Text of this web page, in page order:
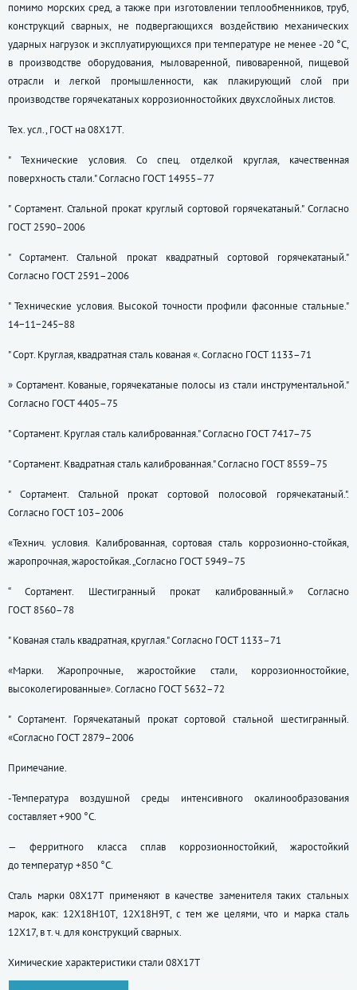
помимо морских сред, а также при изготовлении теплообменников, труб,
конструкций сварных, не подвергающихся воздействию механических
ударных нагрузок и эксплуатирующихся при температуре не менее -20 °С,
в производстве оборудования, мыловаренной, пивоваренной, пищевой
отрасли и легкой промышленности, как плакирующий слой при
производстве горячекатаных коррозионностойких двухслойных листов.
Тех. усл., ГОСТ на 08Х17Т.
" Технические условия. Со спец. отделкой круглая, качественная
поверхность стали." Согласно ГОСТ 14955–77
" Сортамент. Стальной прокат круглый сортовой горячекатаный." Согласно
ГОСТ 2590–2006
" Сортамент. Стальной прокат квадратный сортовой горячекатаный."
Согласно ГОСТ 2591–2006
" Технические условия. Высокой точности профили фасонные стальные."
14−11−245−88
" Сорт. Круглая, квадратная сталь кованая «. Согласно ГОСТ 1133–71
» Сортамент. Кованые, горячекатаные полосы из стали инструментальной."
Согласно ГОСТ 4405–75
" Сортамент. Круглая сталь калиброванная." Согласно ГОСТ 7417–75
" Сортамент. Квадратная сталь калиброванная." Согласно ГОСТ 8559–75
" Сортамент. Стальной прокат сортовой полосовой горячекатаный.".
Согласно ГОСТ 103–2006
«Технич. условия. Калиброванная, сортовая сталь коррозионно-стойкая,
жаропрочная, жаростойкая. „Согласно ГОСТ 5949–75
“ Сортамент. Шестигранный прокат калиброванный.» Согласно
ГОСТ 8560–78
" Кованая сталь квадратная, круглая." Согласно ГОСТ 1133–71
«Марки. Жаропрочные, жаростойкие стали, коррозионностойкие,
высоколегированные». Согласно ГОСТ 5632–72
" Сортамент. Горячекатаный прокат сортовой стальной шестигранный.
«Согласно ГОСТ 2879–2006
Примечание.
-Температура воздушной среды интенсивного окалинообразования
составляет +900 °C.
— ферритного класса сплав коррозионностойкий, жаростойкий
до температур +850 °С.
Сталь марки 08Х17Т применяют в качестве заменителя таких стальных
марок, как: 12Х18Н10Т, 12Х18Н9Т, с тем же целями, что и марка сталь
12Х17,в т. ч.для конструкций сварных.
Химические характеристики стали 08Х17Т